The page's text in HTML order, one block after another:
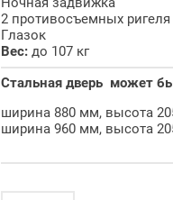
2 противосъемных ригеля
Глазок
Вес: до 107 кг
Стальная дверь может
ширина 880 мм, высота
ширина 960 мм, высота